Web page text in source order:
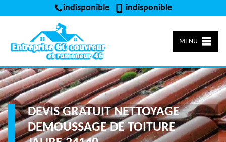
indisponible indisponible
MENU
DEVIS GRATUIT NETTOYAGE
DEMOUSSAGE DE TOITURE